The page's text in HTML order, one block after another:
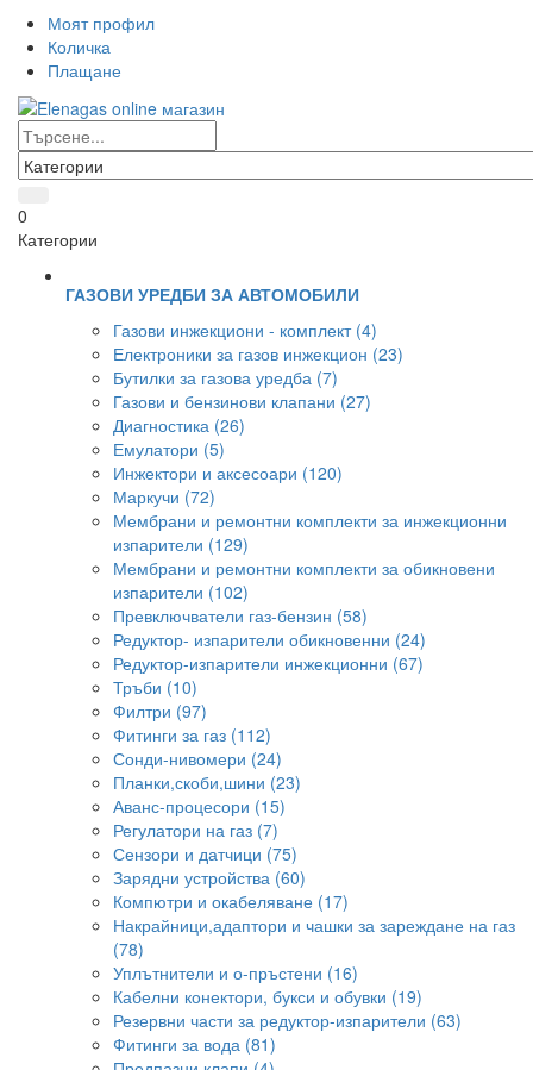
Моят профил
Количка
Плащане
0
Категории
ГАЗОВИ УРЕДБИ ЗА АВТОМОБИЛИ
Газови инжекциони - комплект (4)
Електроники за газов инжекцион (23)
Бутилки за газова уредба (7)
Газови и бензинови клапани (27)
Диагностика (26)
Емулатори (5)
Инжектори и аксесоари (120)
Маркучи (72)
Мембрани и ремонтни комплекти за инжекционни
изпарители (129)
Мембрани и ремонтни комплекти за обикновени
изпарители (102)
Превключватели газ-бензин (58)
Редуктор- изпарители обикновенни (24)
Редуктор-изпарители инжекционни (67)
Тръби (10)
Филтри (97)
Фитинги за газ (112)
Сонди-нивомери (24)
Планки,скоби,шини (23)
Аванс-процесори (15)
Регулатори на газ (7)
Сензори и датчици (75)
Зарядни устройства (60)
Компютри и окабеляване (17)
Накрайници,адаптори и чашки за зареждане на газ
(78)
Уплътнители и о-пръстени (16)
Кабелни конектори, букси и обувки (19)
Резервни части за редуктор-изпарители (63)
Фитинги за вода (81)